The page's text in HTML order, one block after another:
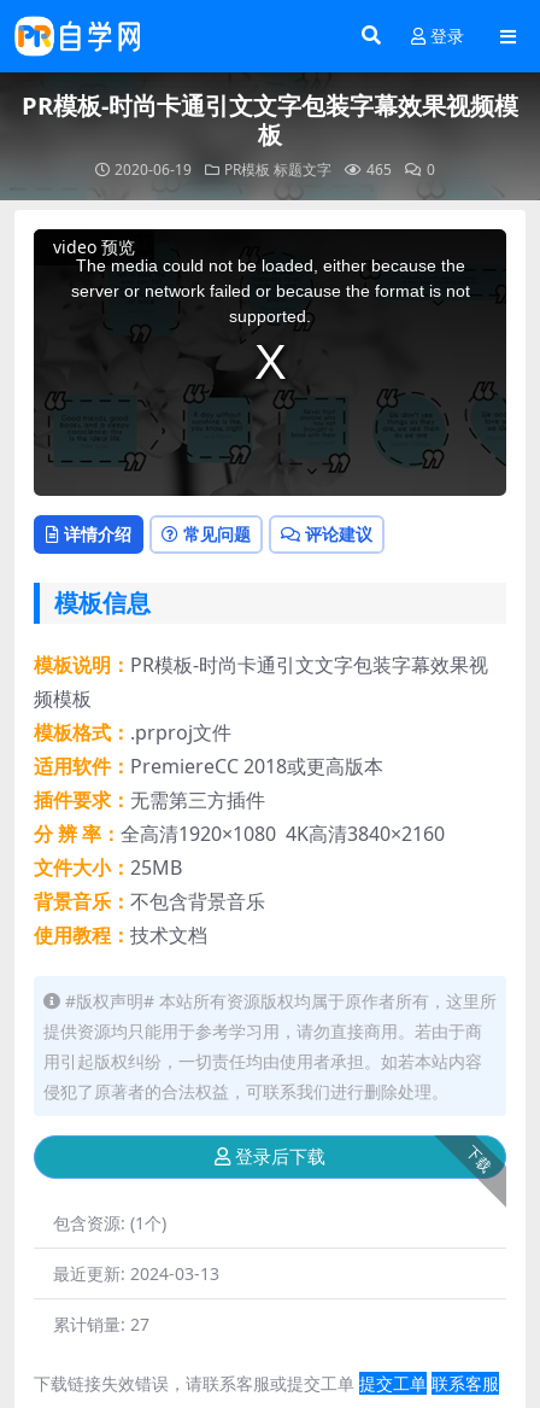
登录
PR模板-时尚卡通引文文字包装字幕效果视频模
板
2020-06-19 PR模板 标题文字 465 0
video 预览
This
The media could not be loaded, either because the
server or network failed or because the format is not
supported.
详情介绍 常见问题 评论建议
模板信息
模板说明： PR模板-时尚卡通引文文字包装字幕效果视
频模板
模板格式： .prproj文件
适用软件： PremiereCC 2018或更高版本
插件要求： 无需第三方插件
分 辨 率： 全高清1920×1080 4K高清3840×2160
文件大小： 25MB
背景音乐： 不包含背景音乐
使用教程： 技术文档
#版权声明# 本站所有资源版权均属于原作者所有，这里所
提供资源均只能用于参考学习用，请勿直接商用。若由于商
用引起版权纠纷，一切责任均由使用者承担。如若本站内容
侵犯了原著者的合法权益，可联系我们进行删除处理。
下载
登录后下载
包含资源: (1个)
最近更新: 2024-03-13
累计销量: 27
下载链接失效错误，请联系客服或提交工单 提交工单 联系客服